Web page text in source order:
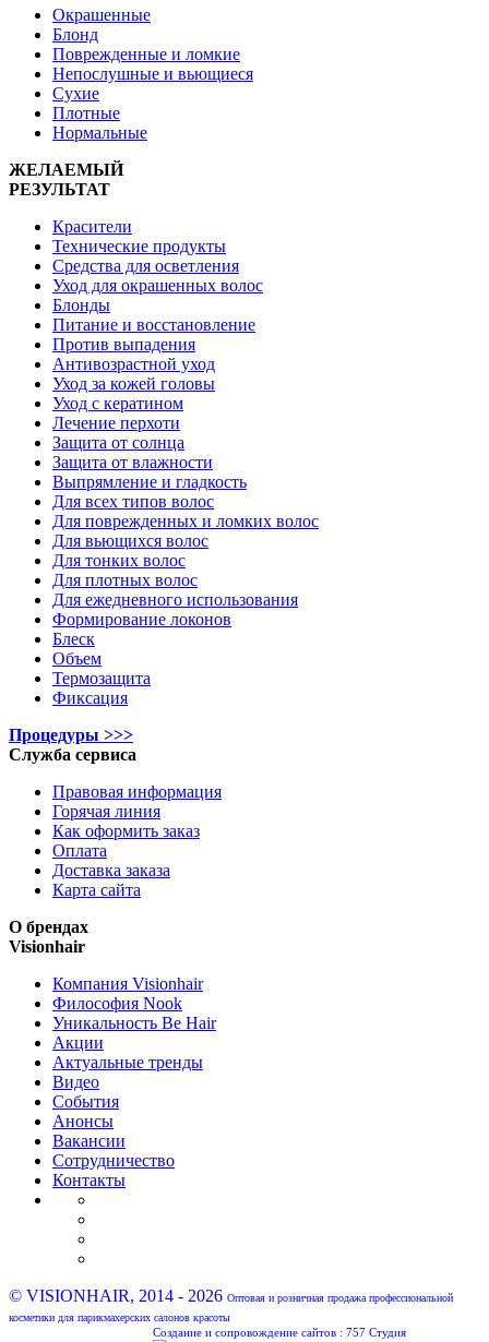
Окрашенные
Блонд
Поврежденные и ломкие
Непослушные и вьющиеся
Сухие
Плотные
Нормальные
ЖЕЛАЕМЫЙ
РЕЗУЛЬТАТ
Красители
Технические продукты
Средства для осветления
Уход для окрашенных волос
Блонды
Питание и восстановление
Против выпадения
Антивозрастной уход
Уход за кожей головы
Уход с кератином
Лечение перхоти
Защита от солнца
Защита от влажности
Выпрямление и гладкость
Для всех типов волос
Для поврежденных и ломких волос
Для вьющихся волос
Для тонких волос
Для плотных волос
Для ежедневного использования
Формирование локонов
Блеск
Объем
Термозащита
Фиксация
Процедуры >>>
Служба сервиса
Правовая информация
Горячая линия
Как оформить заказ
Оплата
Доставка заказа
Карта сайта
О брендах
Visionhair
Компания Visionhair
Философия Nook
Уникальность Be Hair
Акции
Актуальные тренды
Видео
События
Анонсы
Вакансии
Сотрудничество
Контакты
© VISIONHAIR, 2014 - 2026 Оптовая и розничная продажа профессиональной
косметики для парикмахерских салонов красоты
Создание и сопровождение сайтов : 757 Студия